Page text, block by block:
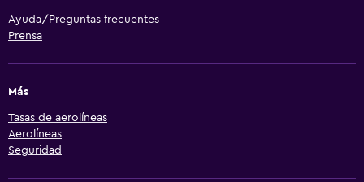
Ayuda/Preguntas frecuentes
Prensa
Más
Tasas de aerolíneas
Aerolíneas
Seguridad